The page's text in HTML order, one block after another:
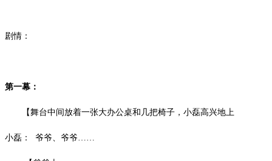
剧情：
第一幕：
【舞台中间放着一张大办公桌和几把椅子，小磊高兴地上
小磊： 爷爷、爷爷